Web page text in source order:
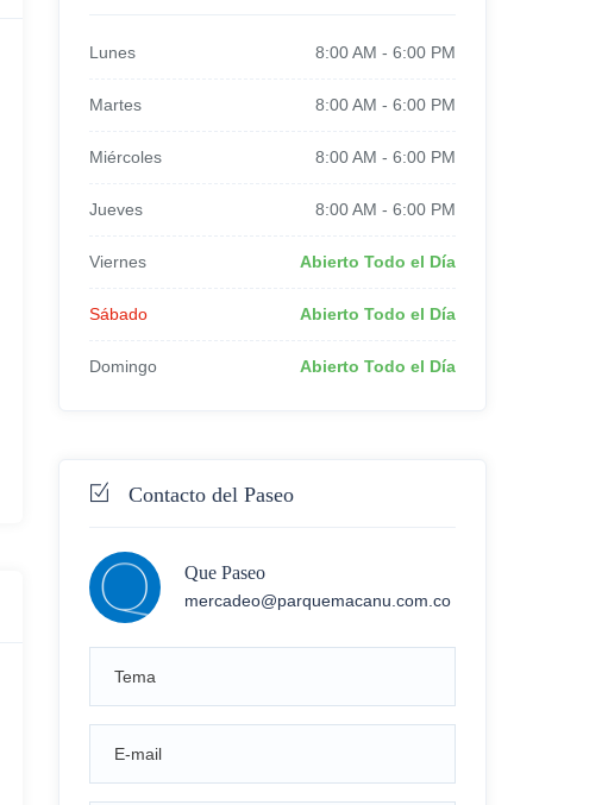
Lunes 8:00 AM - 6:00 PM
Martes 8:00 AM - 6:00 PM
Miércoles 8:00 AM - 6:00 PM
Jueves 8:00 AM - 6:00 PM
Viernes Abierto Todo el Día
Sábado Abierto Todo el Día
Domingo Abierto Todo el Día
Contacto del Paseo
Que Paseo
mercadeo@parquemacanu.com.co